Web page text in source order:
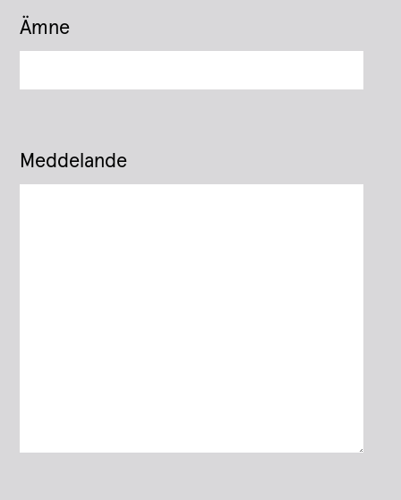
Ämne
Meddelande